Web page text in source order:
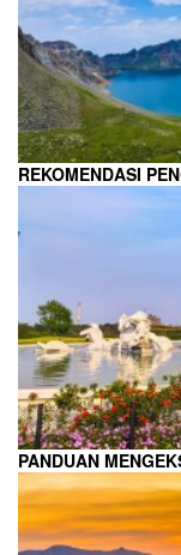
REKOMENDASI
PANDUAN